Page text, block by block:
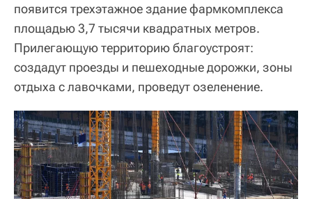
появится трехэтажное здание фармкомплекса
площадью 3,7 тысячи квадратных метров.
Прилегающую территорию благоустроят:
создадут проезды и пешеходные дорожки, зоны
отдыха с лавочками, проведут озеленение.